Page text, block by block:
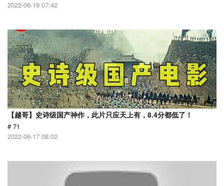
2022-06-19 07:42
【越哥】史诗级国产神作，此片只应天上有，8.4分都低了！
# 71
2022-06-17 08:02